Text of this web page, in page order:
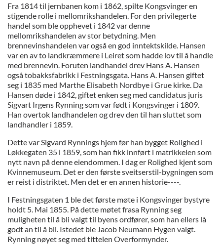
Fra 1814 til jernbanen kom i 1862, spilte Kongsvinger en
stigende rolle i mellomrikshandelen. For den privilegerte
handel som ble opphevet i 1842 var denne
mellomrikshandelen av stor betydning. Men
brennevinshandelen var også en god inntektskilde. Hansen
var en av to landkræmmere i Leiret som hadde lov til å handle
med brennevin. Foruten landhandel drev Hans A. Hansen
også tobakksfabrikk i Festningsgata. Hans A. Hansen giftet
seg i 1835 med Marthe Elisabeth Nordbye i Grue kirke. Da
Hansen døde i 1842, giftet enken seg med candidatus juris
Sigvart Irgens Rynning som var født i Kongsvinger i 1809.
Han overtok landhandelen og drev den til han sluttet som
landhandler i 1859.
Dette var Sigvard Rynnings hjem før han bygget Rolighed i
Løkkegaten 35 i 1859, som han fikk innført i matrikkelen som
nytt navn på denne eiendommen. I dag er Rolighed kjent som
Kvinnemuseum. Det er den første sveitserstil-bygningen som
er reist i distriktet. Men det er en annen historie----.
I Festningsgaten 1 ble det første møte i Kongsvinger bystyre
holdt 5. Mai 1855. På dette møtet frasa Rynning seg
muligheten til å bli valgt til byens ordfører, som han ellers lå
godt an til å bli. Istedet ble Jacob Neumann Hygen valgt.
Rynning nøyet seg med tittelen Overformynder.